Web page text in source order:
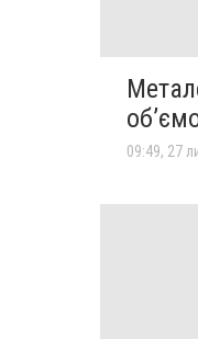
09:49, 27